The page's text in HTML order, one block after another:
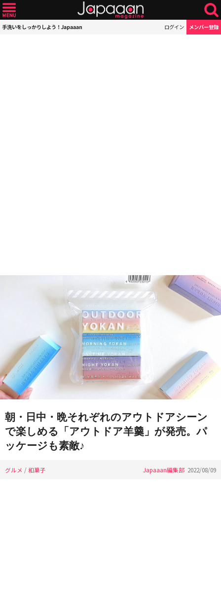
手洗いをしっかりしよう！Japaaan ログイン メンバー登録
朝・日中・晩それぞれのアウトドアシーン
で楽しめる「アウトドア羊羹」が発売。パ
ッケージも素敵♪
グルメ /和菓子 Japaaan編集部 2022/08/09